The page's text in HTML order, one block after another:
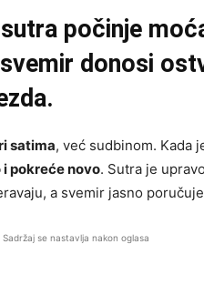
počinje
donosi
satima, već sudbinom. Kada
pokreće novo. Sutra je
a svemir jasno
Sadržaj se nastavlja nakon oglasa